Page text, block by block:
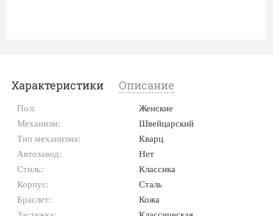
Характеристики Описание
Пол:
Женские
Механизм:
Швейцарский
Тип механизма:
Кварц
Автозавод:
Нет
Стиль:
Классика
Корпус:
Сталь
Браслет:
Кожа